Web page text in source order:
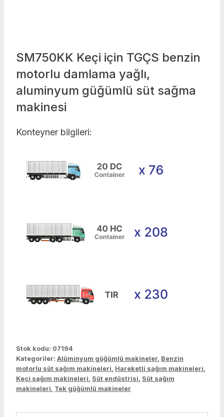
SM750KK Keçi için TGÇS benzin
motorlu damlama yağlı,
aluminyum güğümlü süt sağma
makinesi
Konteyner bilgileri:
Stok kodu: 07194
Kategoriler: Alüminyum güğümlü makineler, Benzin
motorlu süt sağım makineleri, Hareketli sağım makineleri,
Keçi sağım makineleri, Süt endüstrisi, Süt sağım
makineleri, Tek güğümlü makineler